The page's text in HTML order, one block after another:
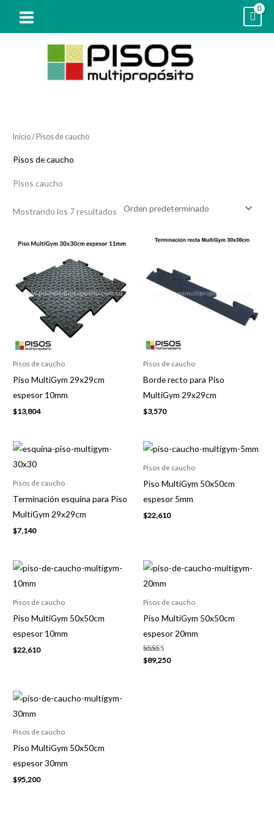
Inicio/ Pisos de caucho
Pisos de caucho
Pisos caucho
Mostrando los 7 resultados
Pisos de caucho
Piso MultiGym 29x29cm
espesor 10mm
$13,804
Pisos de caucho
Borde recto para Piso
MultiGym 29x29cm
$3,570
Pisos de caucho
Terminación esquina para Piso
MultiGym 29x29cm
$7,140
Pisos de caucho
Piso MultiGym 50x50cm
espesor 5mm
$22,610
Pisos de caucho
Piso MultiGym 50x50cm
espesor 10mm
$22,610
Pisos de caucho
Piso MultiGym 50x50cm
espesor 20mm
Valorado con
5.00
$89,250
Pisos de caucho
Piso MultiGym 50x50cm
espesor 30mm
$95,200